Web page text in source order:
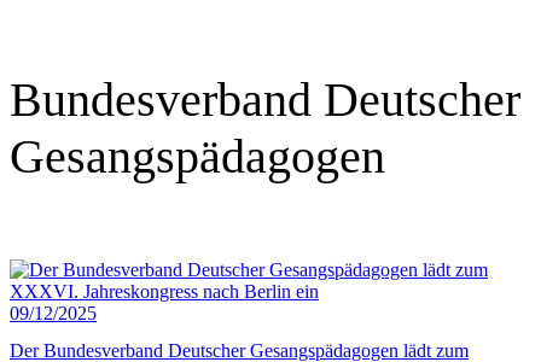
Bundesverband Deutscher
Gesangspädagogen
09/12/2025
Der Bundesverband Deutscher Gesangspädagogen lädt zum